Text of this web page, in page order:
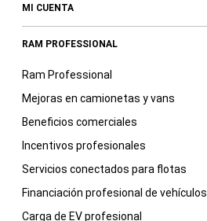
MI CUENTA
RAM PROFESSIONAL
Ram Professional
Mejoras en camionetas y vans
Beneficios comerciales
Incentivos profesionales
Servicios conectados para flotas
Financiación profesional de vehículos
Carga de EV profesional